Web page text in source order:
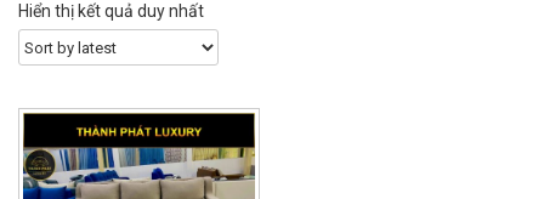
Hiển thị kết quả duy nhất